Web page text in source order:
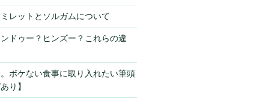
ミレットとソルガムについて
ドゥー？ヒンズー？これらの違
ボケない食事に取り入れたい筆頭
り】